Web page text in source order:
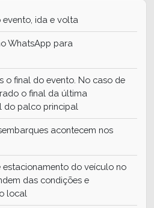
ida e volta
WhatsApp para
o final do evento. No caso de
o final da última
do palco principal
acontecem nos
estacionamento do veículo no
das condições e
local